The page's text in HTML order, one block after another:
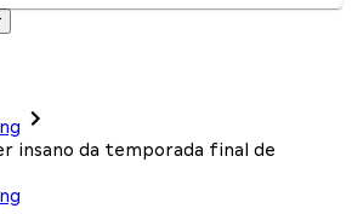
insano da temporada final de